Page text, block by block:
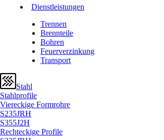
Dienstleistungen
Trennen
Brennteile
Bohren
Feuerverzinkung
Transport
Stahl
Stahlprofile
Viereckige Formrohre
S235JRH
S355J2H
Rechteckige Profile